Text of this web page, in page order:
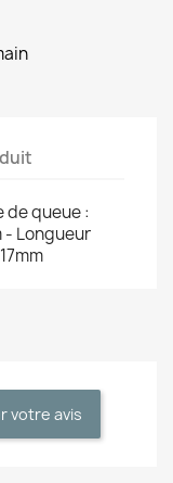
de queue :
- Longueur
votre avis